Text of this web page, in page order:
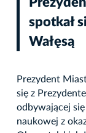
spotkał
Wałęsą
Prezydent
się z
odbywającej
naukowej z